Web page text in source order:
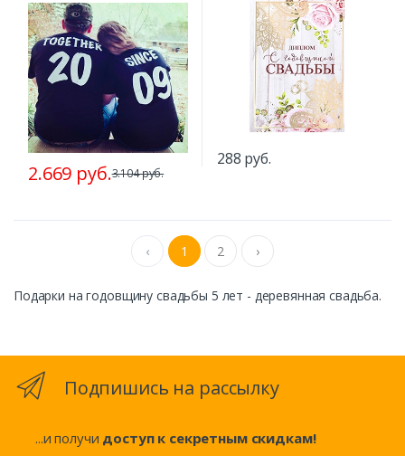
2.669 руб.3.104 руб.
288 руб.
‹ 1 2 ›
Подарки на годовщину свадьбы 5 лет - деревянная свадьба.
Подпишись на рассылку
...и получи доступ к секретным скидкам!